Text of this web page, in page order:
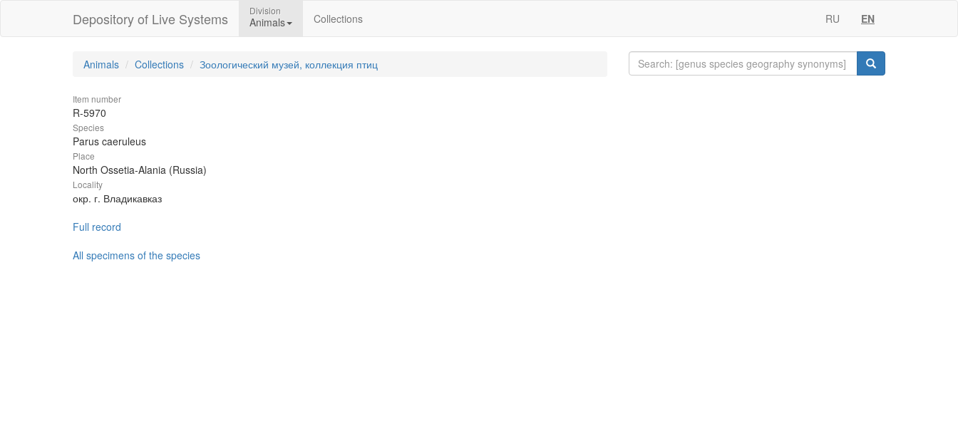
Depository of Live Systems Division
Animals Collections RU EN
Animals Collections Зоологический музей, коллекция птиц
Item number
R-5970
Species
Parus caeruleus
Place
North Ossetia-Alania (Russia)
Locality
окр. г. Владикавказ
Full record
All specimens of the species